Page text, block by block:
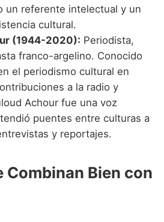
un referente intelectual y un
cultural.
(1944-2020): Periodista,
franco-argelino. Conocido
el periodismo cultural en
a la radio y
Achour fue una voz
puentes entre culturas a
y reportajes.
Combinan Bien con